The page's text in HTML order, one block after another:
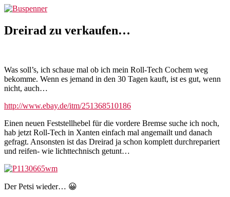
Zum
springen
Dreirad zu verkaufen…
Was soll’s, ich schaue mal ob ich mein Roll-Tech Cochem weg
bekomme. Wenn es jemand in den 30 Tagen kauft, ist es gut, wenn
nicht, auch…
http://www.ebay.de/itm/251368510186
Einen neuen Feststellhebel für die vordere Bremse suche ich noch,
hab jetzt Roll-Tech in Xanten einfach mal angemailt und danach
gefragt. Ansonsten ist das Dreirad ja schon komplett durchrepariert
und reifen- wie lichttechnisch getunt…
Der Petsi wieder… 😀